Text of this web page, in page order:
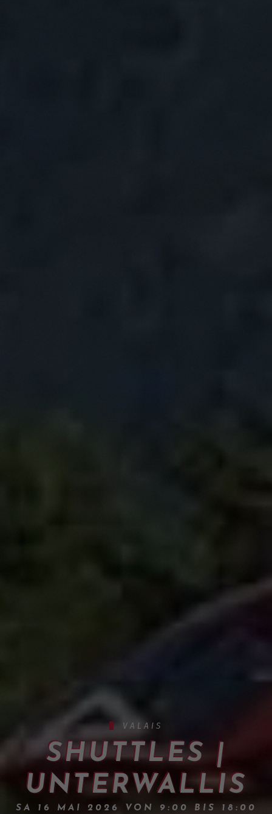
VALAIS
SHUTTLES |
UNTERWALLIS
SA 16 MAI 2026 VON 9:00 BIS 18:00